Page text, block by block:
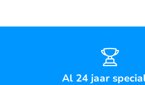
Al 24 jaar